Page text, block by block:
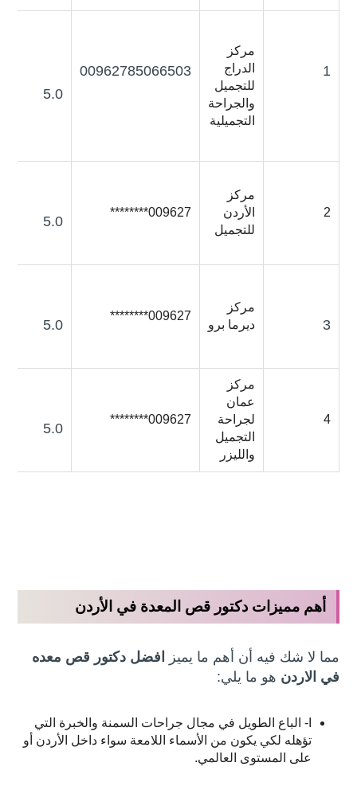
1
مركز
الدراج
للتجميل
والجراحة
التجميلية
00962785066503
5.0
2
مركز
الأردن
للتجميل
009627********
5.0
3
مركز
ديرما برو
009627********
5.0
4
مركز
عمان
لجراحة
التجميل
والليزر
009627********
5.0
أهم مميزات دكتور قص المعدة في الأردن
مما لا شك فيه أن أهم ما يميز
افضل دكتور قص معده
في الاردن هو ما يلي:
I- الباع الطويل في مجال جراحات السمنة والخبرة التي
تؤهله لكي يكون من الأسماء اللامعة سواء داخل الأردن أو
على المستوى العالمي.